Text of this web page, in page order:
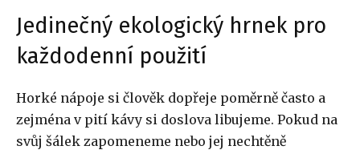
Jedinečný ekologický hrnek pro
každodenní použití
Horké nápoje si člověk dopřeje poměrně často a
zejména v pití kávy si doslova libujeme. Pokud na
svůj šálek zapomeneme nebo jej nechtěně